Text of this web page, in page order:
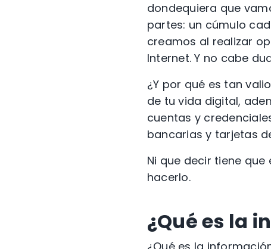
dondequiera que
partes: un cúmulo
creamos al realizar
Internet. Y no cabe
¿Y por qué es tan
de tu vida digital,
cuentas y
bancarias y tarjetas
Ni que decir tiene
hacerlo.
¿Qué es la